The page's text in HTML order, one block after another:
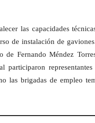
las capacidades
de instalación de
de Fernando Méndez
participaron
las brigadas de empleo